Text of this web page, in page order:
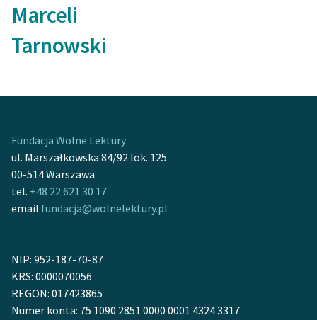
Marceli
Tarnowski
Fundacja Wolne Lektury
ul. Marszałkowska 84/92 lok. 125
00-514 Warszawa
tel. +48 22 621 30 17
email fundacja@wolnelektury.pl
NIP: 952-187-70-87
KRS: 0000070056
REGON: 017423865
Numer konta: 75 1090 2851 0000 0001 4324 3317